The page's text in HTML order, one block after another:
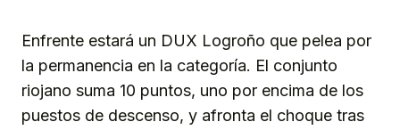
Enfrente estará un DUX Logroño que pelea por
la permanencia en la categoría. El conjunto
riojano suma 10 puntos, uno por encima de los
puestos de descenso, y afronta el choque tras